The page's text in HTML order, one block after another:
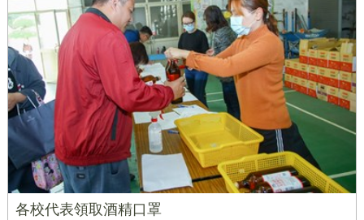
各校代表領取酒精口罩